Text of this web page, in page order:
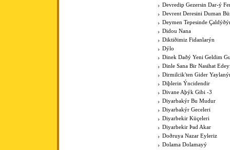
Devredip Gezersin Dar-ý
Devrent Deresini Duman
Deymen Tepesinde
Didou Nana
Diktiðimiz Fidanlarýn
Dýlo
Dinek Daðý Yeni Geldim
Dinle Sana Bir Nasihat
Dirmilcik'ten Gider
Diþlerin Ýncidendir
Divane Aþýk Gibi -3
Diyarbakýr Bu Mudur
Diyarbakýr Geceleri
Diyarbekir Küçeleri
Diyarbekir Þad Akar
Doðruya Nazar Eyleriz
Dolama Dolamayý